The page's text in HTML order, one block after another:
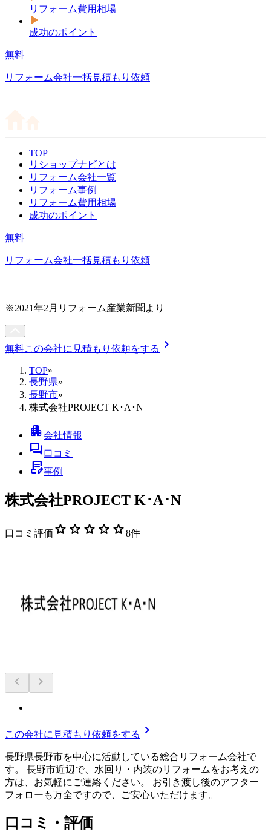
リフォーム費用相場
成功のポイント
無料
リフォーム会社一括見積もり依頼
TOP
リショップナビとは
リフォーム会社一覧
リフォーム事例
リフォーム費用相場
成功のポイント
無料
リフォーム会社一括見積もり依頼
※2021年2月リフォーム産業新聞より
無料この会社に見積もり依頼をする chevron_right
TOP»
長野県»
長野市»
株式会社PROJECT K･A･N
apartment会社情報
forum口コミ
contract_edit事例
株式会社PROJECT K･A･N
口コミ評価 star star star star star8件
chevron_left chevron_right
この会社に見積もり依頼をする chevron_right
長野県長野市を中心に活動している総合リフォーム会社で
す。 長野市近辺で、水回り・内装のリフォームをお考えの
方は、お気軽にご連絡ください。 お引き渡し後のアフター
フォローも万全ですので、ご安心いただけます。
口コミ・評価